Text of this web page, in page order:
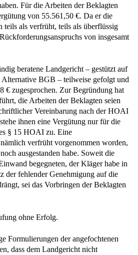
Für die Arbeiten der Beklagten
von 55.561,50 €. Da er die
teils als verfrüht, teils als überflüssig
von insgesamt
beratene Landgericht – gestützt auf
Alternative BGB – teilweise gefolgt und
€ zugesprochen. Zur Begründung hat
die Arbeiten der Beklagten seien
Vereinbarung nach der HOAI
ihnen eine Vergütung nur für die
§ 15 HOAI zu. Eine
verfrüht vorgenommen worden,
ausgestanden habe. Soweit die
begegneten, der Kläger habe in
der fehlender Genehmigung auf die
sei das Vorbringen der Beklagten
ohne Erfolg.
Formulierungen der angefochtenen
dass dem Landgericht nicht